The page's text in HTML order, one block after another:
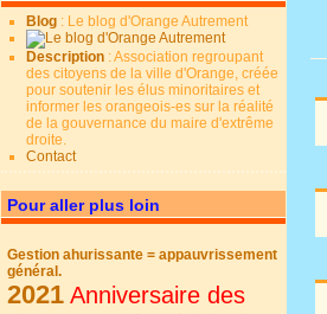
Blog : Le blog d'Orange Autrement
Description : Association regroupant
des citoyens de la ville d'Orange, créée
pour soutenir les élus minoritaires et
informer les orangeois-es sur la réalité
de la gouvernance du maire d'extrême
droite.
Contact
Pour aller plus loin
Gestion ahurissante = appauvrissement
général.
2021 Anniversaire des